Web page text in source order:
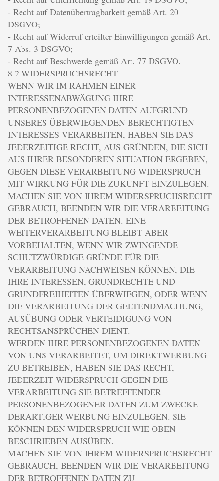
- Recht auf Datenübertragbarkeit gemäß Art. 20
DSGVO;
- Recht auf Widerruf erteilter Einwilligungen gemäß Art.
7 Abs. 3 DSGVO;
- Recht auf Beschwerde gemäß Art. 77 DSGVO.
8.2 WIDERSPRUCHSRECHT
WENN WIR IM RAHMEN EINER
INTERESSENABWÄGUNG IHRE
PERSONENBEZOGENEN DATEN AUFGRUND
UNSERES ÜBERWIEGENDEN BERECHTIGTEN
INTERESSES VERARBEITEN, HABEN SIE DAS
JEDERZEITIGE RECHT, AUS GRÜNDEN, DIE SICH
AUS IHRER BESONDEREN SITUATION ERGEBEN,
GEGEN DIESE VERARBEITUNG WIDERSPRUCH
MIT WIRKUNG FÜR DIE ZUKUNFT EINZULEGEN.
MACHEN SIE VON IHREM WIDERSPRUCHSRECHT
GEBRAUCH, BEENDEN WIR DIE VERARBEITUNG
DER BETROFFENEN DATEN. EINE
WEITERVERARBEITUNG BLEIBT ABER
VORBEHALTEN, WENN WIR ZWINGENDE
SCHUTZWÜRDIGE GRÜNDE FÜR DIE
VERARBEITUNG NACHWEISEN KÖNNEN, DIE
IHRE INTERESSEN, GRUNDRECHTE UND
GRUNDFREIHEITEN ÜBERWIEGEN, ODER WENN
DIE VERARBEITUNG DER GELTENDMACHUNG,
AUSÜBUNG ODER VERTEIDIGUNG VON
RECHTSANSPRÜCHEN DIENT.
WERDEN IHRE PERSONENBEZOGENEN DATEN
VON UNS VERARBEITET, UM DIREKTWERBUNG
ZU BETREIBEN, HABEN SIE DAS RECHT,
JEDERZEIT WIDERSPRUCH GEGEN DIE
VERARBEITUNG SIE BETREFFENDER
PERSONENBEZOGENER DATEN ZUM ZWECKE
DERARTIGER WERBUNG EINZULEGEN. SIE
KÖNNEN DEN WIDERSPRUCH WIE OBEN
BESCHRIEBEN AUSÜBEN.
MACHEN SIE VON IHREM WIDERSPRUCHSRECHT
GEBRAUCH, BEENDEN WIR DIE VERARBEITUNG
DER BETROFFENEN DATEN ZU